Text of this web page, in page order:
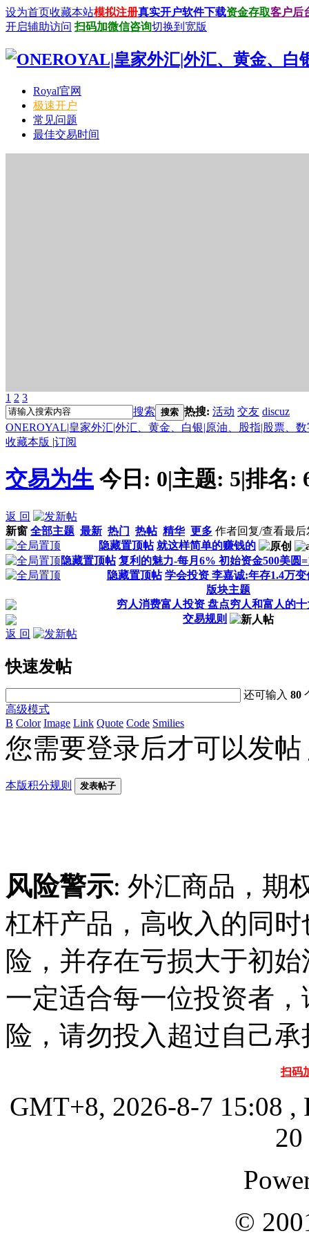
设为首页收藏本站模拟注册真实开户软件下载资金存取客户后
开启辅助访问 扫码加微信咨询切换到宽版
Royal官网
极速开户
常见问题
最佳交易时间
1 2 3
搜索 搜索 热搜: 活动 交友 discuz
ONEROYAL|皇家外汇|外汇、黄金、白银|原油、股指|股票、
收藏本版 |订阅
交易为生 今日: 0|主题: 5|排名:
返 回
新窗 全部主题 最新 热门 热帖 精华 更多 作者回复/查看最后
隐藏置顶帖 就这样简单的赚钱的
隐藏置顶帖 复利的魅力-每月6% 初始资金500美圆
隐藏置顶帖 学会投资 李嘉诚:年存1.4万
版块主题
穷人消费富人投资 盘点穷人和富人的
交易规则
返 回
快速发帖
还可输入80
高级模式
B Color Image Link Quote Code Smilies
您需要登录后才可以发帖
本版积分规则 发表帖子
风险警示: 外汇商品，期
杠杆产品，高收入的同
险，并存在亏损大于初
一定适合每一位投资者
险，请勿投入超过自己
扫码
GMT+8, 2026-8-7 15:08 ,
20
©